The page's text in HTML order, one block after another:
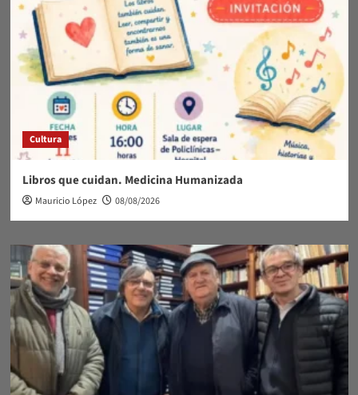
Cultura
Libros que cuidan. Medicina Humanizada
Mauricio López 08/08/2026